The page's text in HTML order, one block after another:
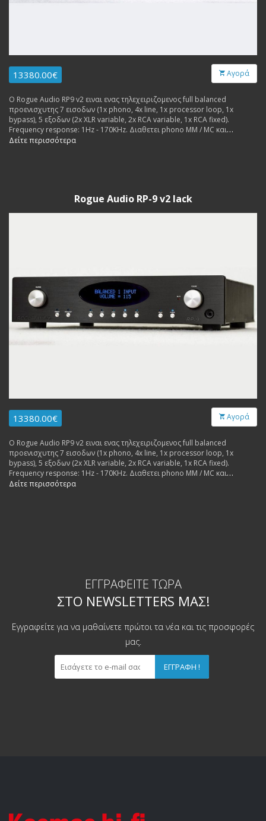
13380.00€ Αγορά
Ο Rogue Audio RP9 v2 ειναι ενας τηλεχειριζομενος full balanced
προενισχυτης 7 εισοδων (1x phono, 4x line, 1x processor loop, 1x
bypass), 5 εξοδων (2x XLR variable, 2x RCA variable, 1x RCA fixed).
Frequency response: 1Hz - 170KHz. Διαθετει phono MM / MC και
ενισχυτη ακουστικων. Made in USA.
Δείτε περισσότερα
Rogue Audio RP-9 v2 lack
13380.00€ Αγορά
Ο Rogue Audio RP9 v2 ειναι ενας τηλεχειριζομενος full balanced
προενισχυτης 7 εισοδων (1x phono, 4x line, 1x processor loop, 1x
bypass), 5 εξοδων (2x XLR variable, 2x RCA variable, 1x RCA fixed).
Frequency response: 1Hz - 170KHz. Διαθετει phono MM / MC και
ενισχυτη ακουστικων. Made in USA.
Δείτε περισσότερα
ΕΓΓΡΑΦΕΊΤΕ ΤΏΡΑ
ΣΤΟ NEWSLETTERS ΜΑΣ!
Εγγραφείτε για να μαθαίνετε πρώτοι τα νέα και τις προσφορές
μας.
ΕΓΓΡΑΦΉ !